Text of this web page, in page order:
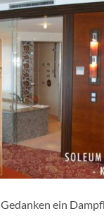
ein